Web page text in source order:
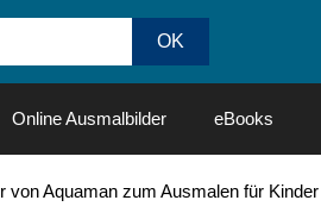
Online Ausmalbilder eBooks
von Aquaman zum Ausmalen für Kinder